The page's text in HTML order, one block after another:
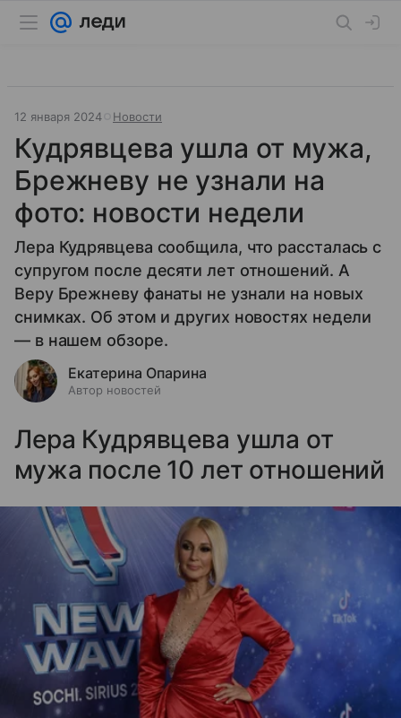
12 января 2024 Новости
Кудрявцева ушла от мужа,
Брежневу не узнали на
фото: новости недели
Лера Кудрявцева сообщила, что рассталась с
супругом после десяти лет отношений. А
Веру Брежневу фанаты не узнали на новых
снимках. Об этом и других новостях недели
— в нашем обзоре.
Екатерина Опарина
Автор новостей
Лера Кудрявцева ушла от
мужа после 10 лет отношений